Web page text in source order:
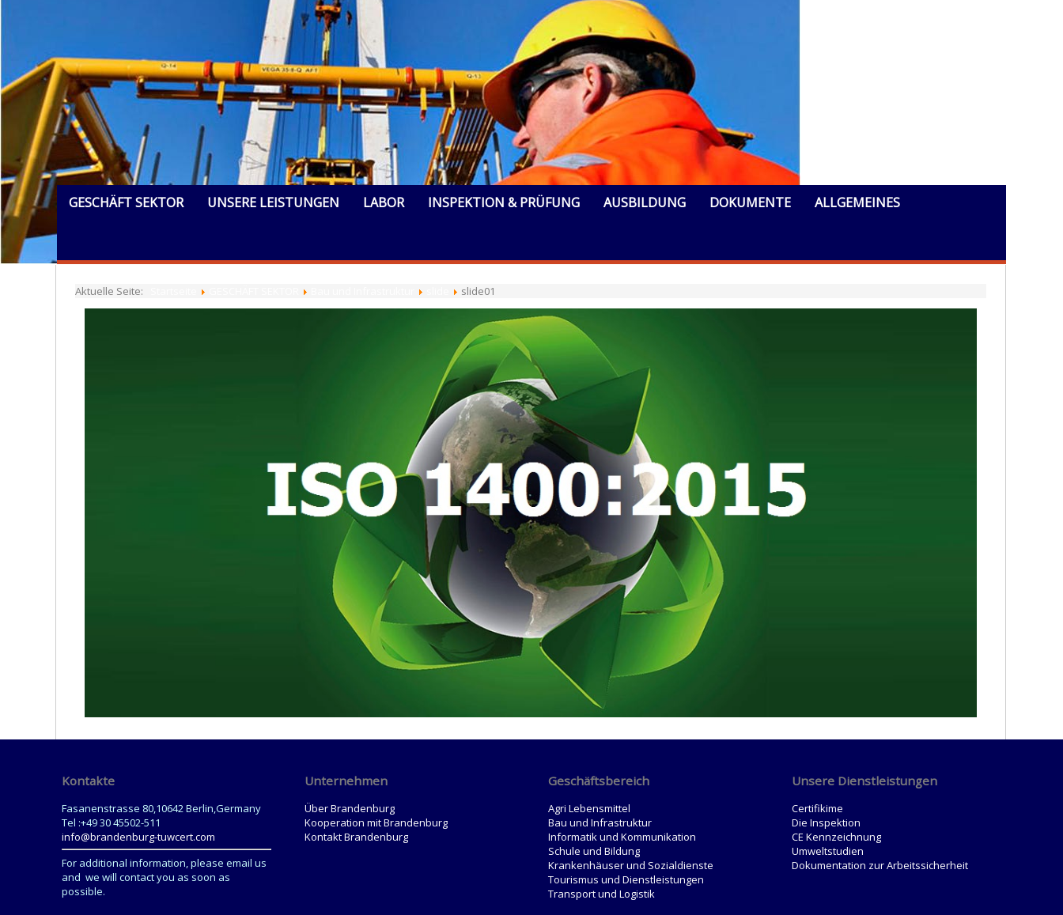
GESCHÄFT SEKTOR UNSERE LEISTUNGEN LABOR INSPEKTION & PRÜFUNG AUSBILDUNG DOKUMENTE ALLGEMEINES
Aktuelle Seite: slide01
Kontakte
Fasanenstrasse 80,10642 Berlin,Germany
Tel :+49 30 45502-511
info@brandenburg-tuwcert.com
For additional information, please email us
and we will contact you as soon as
possible.
Unternehmen
Über Brandenburg
Kooperation mit Brandenburg
Kontakt Brandenburg
Geschäftsbereich
Agri Lebensmittel
Bau und Infrastruktur
Informatik und Kommunikation
Schule und Bildung
Krankenhäuser und Sozialdienste
Tourismus und Dienstleistungen
Transport und Logistik
Unsere Dienstleistungen
Certifikime
Die Inspektion
CE Kennzeichnung
Umweltstudien
Dokumentation zur Arbeitssicherheit